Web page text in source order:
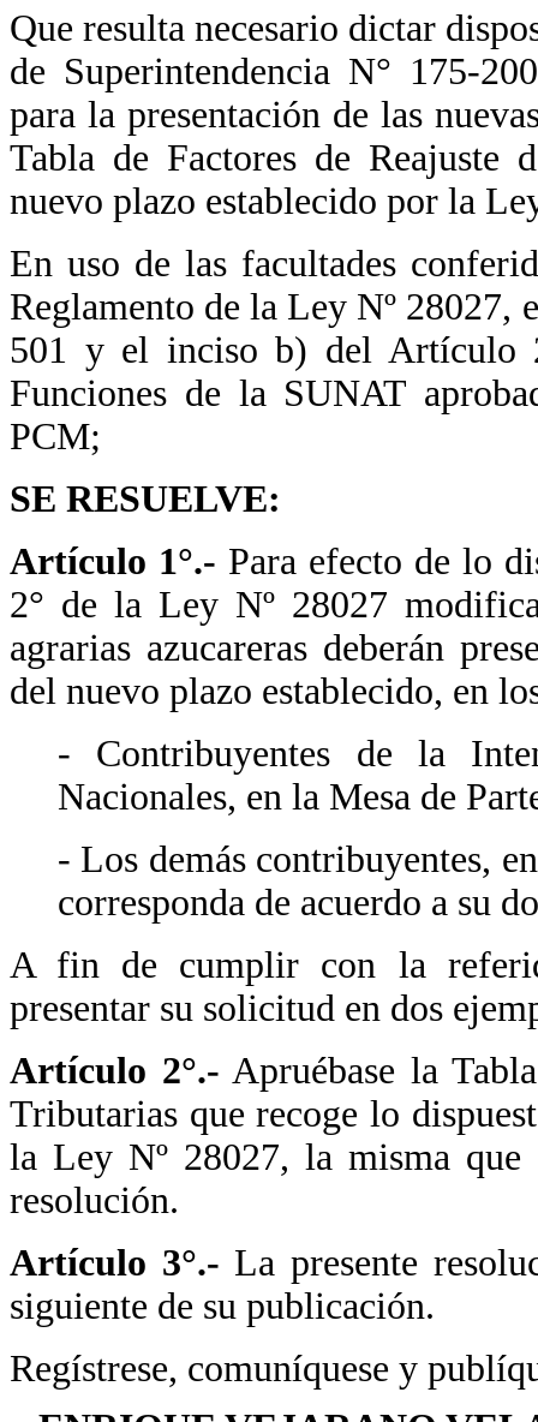
Que resulta necesario dictar
de Superintendencia N° 175-
para la presentación de las
Tabla de Factores de Reajuste
nuevo plazo establecido por la
En uso de las facultades
Reglamento de la Ley Nº
501 y el inciso b) del Artículo
Funciones de la SUNAT
PCM;
SE RESUELVE:
Artículo 1°.- Para efecto de lo
2° de la Ley Nº 28027
agrarias azucareras deberán
del nuevo plazo establecido, en
- Contribuyentes de la
Nacionales, en la Mesa de
- Los demás contribuyentes,
corresponda de acuerdo a su
A fin de cumplir con la
presentar su solicitud en dos
Artículo 2°.- Apruébase la
Tributarias que recoge lo
la Ley Nº 28027, la misma que
resolución.
Artículo 3°.- La presente
siguiente de su publicación.
Regístrese, comuníquese y